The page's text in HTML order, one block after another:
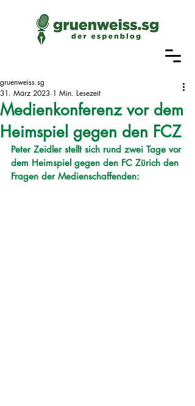
Medienkonferenz vor dem
Heimspiel gegen den FCZ
gruenweiss.sg
31. März 2023 1 Min. Lesezeit
Peter Zeidler stellt sich rund zwei Tage vor
dem Heimspiel gegen den FC Zürich den
Fragen der Medienschaffenden: